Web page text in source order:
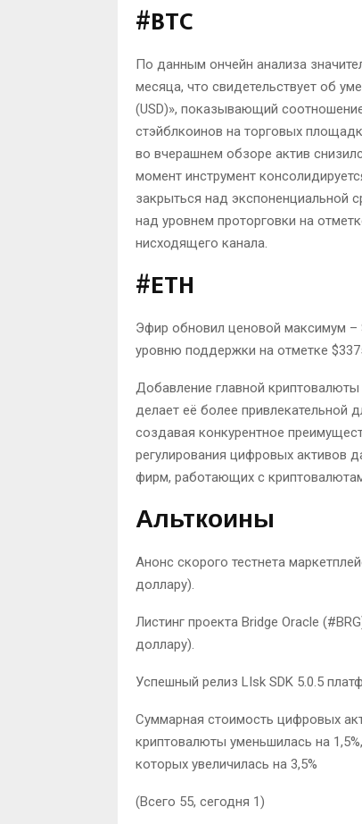
#BTC
По данным ончейн анализа
месяца, что свидетельствует об
(USD)», показывающий
стэйблкоинов на торговых
во вчерашнем обзоре актив
момент инструмент
закрыться над экспоненциальной
над уровнем проторговки на
нисходящего канала.
#ETH
Эфир обновил ценовой максимум –
уровню поддержки на отметке
Добавление главной
делает её более привлекательной
создавая конкурентное
регулирования цифровых активов
фирм, работающих с
Альткоины
Анонс скорого тестнета
доллару).
Листинг проекта Bridge Oracle
доллару).
Успешный релиз LIsk SDK 5.0.5
Суммарная стоимость цифровых
криптовалюты уменьшилась на
которых увеличилась на 3,5%
(Всего 55, сегодня 1)